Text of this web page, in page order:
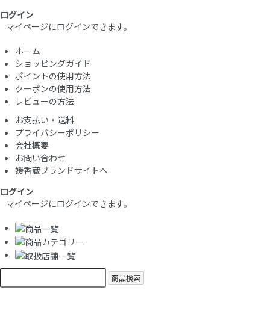
ログイン
マイページにログインできます。
ホーム
ショッピングガイド
ポイントの使用方法
クーポンの使用方法
レビューの方法
お支払い・送料
プライバシーポリシー
会社概要
お問い合わせ
媛香蔵ブランドサイトへ
ログイン
マイページにログインできます。
商品検索